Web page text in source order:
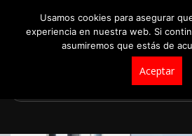
Usamos cookies para asegurar
experiencia en nuestra web. Si
asumiremos que estás de
Aceptar